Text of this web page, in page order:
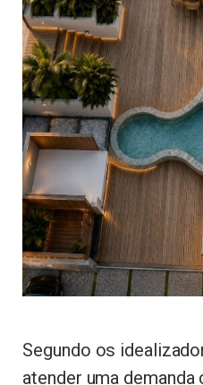
Segundo os
atender uma